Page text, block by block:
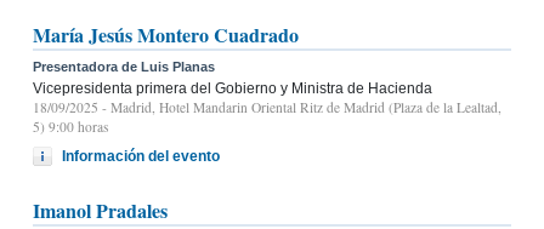
María Jesús Montero Cuadrado
Presentadora de Luis Planas
Vicepresidenta primera del Gobierno y Ministra de Hacienda
18/09/2025 - Madrid, Hotel Mandarin Oriental Ritz de Madrid (Plaza de la Lealtad,
5) 9:00 horas
Información del evento
Imanol Pradales